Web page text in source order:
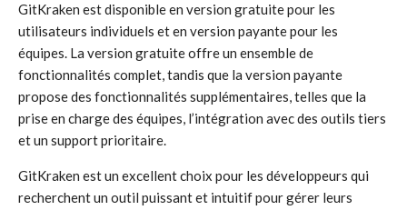
GitKraken est disponible en version gratuite pour les
utilisateurs individuels et en version payante pour les
équipes. La version gratuite offre un ensemble de
fonctionnalités complet, tandis que la version payante
propose des fonctionnalités supplémentaires, telles que la
prise en charge des équipes, l’intégration avec des outils tiers
et un support prioritaire.
GitKraken est un excellent choix pour les développeurs qui
recherchent un outil puissant et intuitif pour gérer leurs